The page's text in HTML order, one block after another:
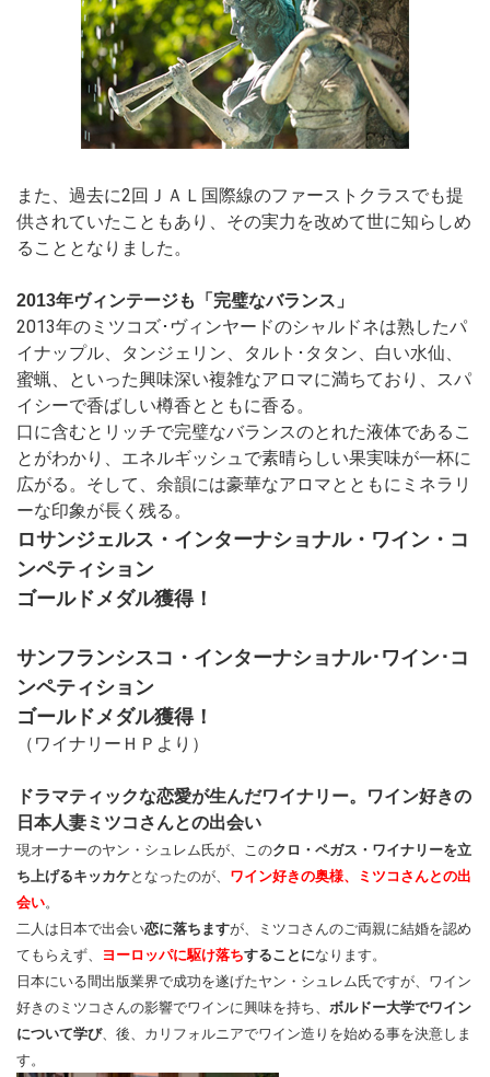
また、過去に2回ＪＡＬ国際線のファーストクラスでも提
供されていたこともあり、その実力を改めて世に知らしめ
ることとなりました。
2013年ヴィンテージも「完璧なバランス」
2013年のミツコズ･ヴィンヤードのシャルドネは熟したパ
イナップル、タンジェリン、タルト･タタン、白い水仙、
蜜蝋、といった興味深い複雑なアロマに満ちており、スパ
イシーで香ばしい樽香とともに香る。
口に含むとリッチで完璧なバランスのとれた液体であるこ
とがわかり、エネルギッシュで素晴らしい果実味が一杯に
広がる。そして、余韻には豪華なアロマとともにミネラリ
ーな印象が長く残る。
ロサンジェルス・インターナショナル・ワイン・コ
ンペティション
ゴールドメダル獲得！
サンフランシスコ・インターナショナル･ワイン･コ
ンペティション
ゴールドメダル獲得！
（ワイナリーＨＰより）
ドラマティックな恋愛が生んだワイナリー。
ワイン好きの
日本人妻ミツコさんとの出会い
現オーナーのヤン・シュレム氏が、このクロ・ペガス・ワイナリーを立
ち上げるキッカケとなったのが、 ワイン好きの奥様、ミツコさんとの出
会い。
二人は日本で出会い恋に落ちますが、ミツコさんのご両親に結婚を認め
てもらえず、
ヨーロッパに駆け落ちすることになります。
日本にいる間出版業界で成功を遂げたヤン・シュレム氏ですが、ワイン
好きのミツコさんの影響でワインに興味を持ち、 ボルドー大学でワイン
について学び、後、カリフォルニアでワイン造りを始める事を決意しま
す。